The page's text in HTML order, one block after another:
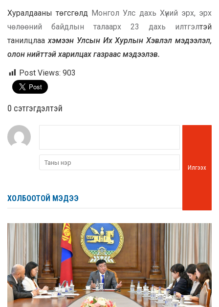
Хуралдааны төгсгөлд Монгол Улс дахь Хүний эрх, эрх
чөлөөний байдлын талаарх 23 дахь илтгэлтэй
танилцлаахэмээн Улсын Их Хурлын Хэвлэл мэдээлэл,
олон нийттэй харилцах газраас мэдээлэв.
Post Views: 903
0 cэтгэгдэлтэй
Илгээх
ХОЛБООТОЙ МЭДЭЭ